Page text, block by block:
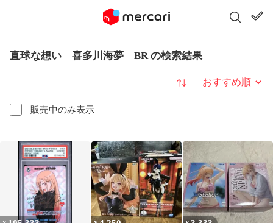
直球な想い 喜多川海夢 BR の検索結果
販売中のみ表示
並び替え